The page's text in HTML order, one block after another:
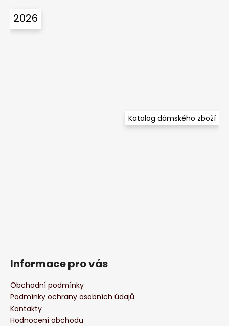
2026
Katalog dámského zboží
Informace pro vás
Obchodní podmínky
Podmínky ochrany osobních údajů
Kontakty
Hodnocení obchodu